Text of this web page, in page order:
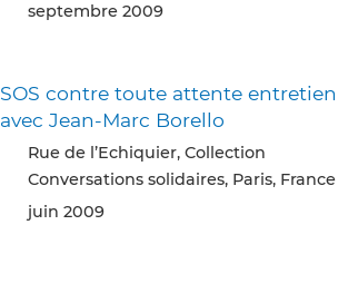
septembre 2009
SOS contre toute attente entretien
avec Jean-Marc Borello
Rue de l’Echiquier, Collection
Conversations solidaires, Paris, France
juin 2009